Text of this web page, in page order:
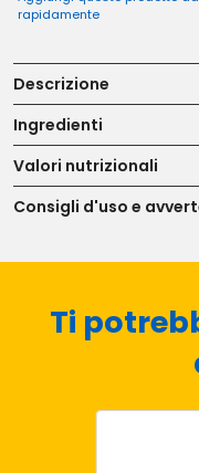
rapidamente
Descrizione
Ingredienti
Valori nutrizionali
Consigli d'uso e
Ti